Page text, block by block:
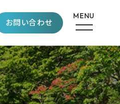
お問い合わせ